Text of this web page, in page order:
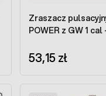
Zraszacz
POWER z GW 1
53,15 zł